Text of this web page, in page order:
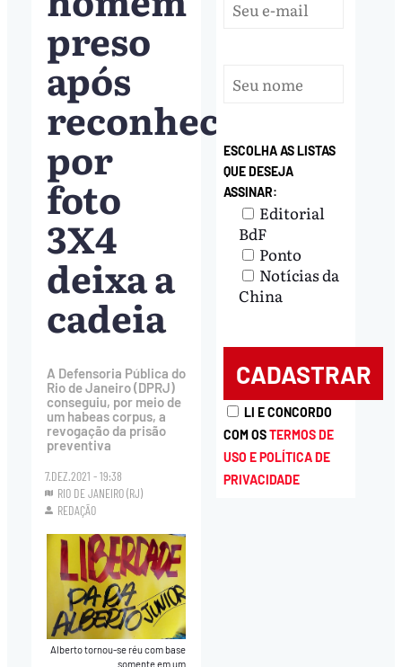
preso
após
reconhecimento
por
foto
3X4
deixa a
cadeia
A Defensoria Pública do
Rio de Janeiro (DPRJ)
conseguiu, por meio de
um habeas corpus, a
revogação da prisão
preventiva
7.DEZ.2021 - 19:38
RIO DE JANEIRO (RJ)
REDAÇÃO
Alberto tornou-se réu com base
somente em um
ESCOLHA AS LISTAS
QUE DESEJA
ASSINAR:
Editorial
BdF
Ponto
Notícias da
China
LI E CONCORDO
COM OSTERMOS DE
USO E POLÍTICA DE
PRIVACIDADE